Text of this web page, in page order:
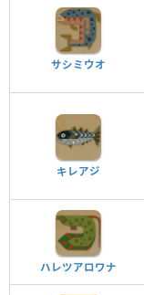
サシミウオ
キレアジ
ハレツアロワナ